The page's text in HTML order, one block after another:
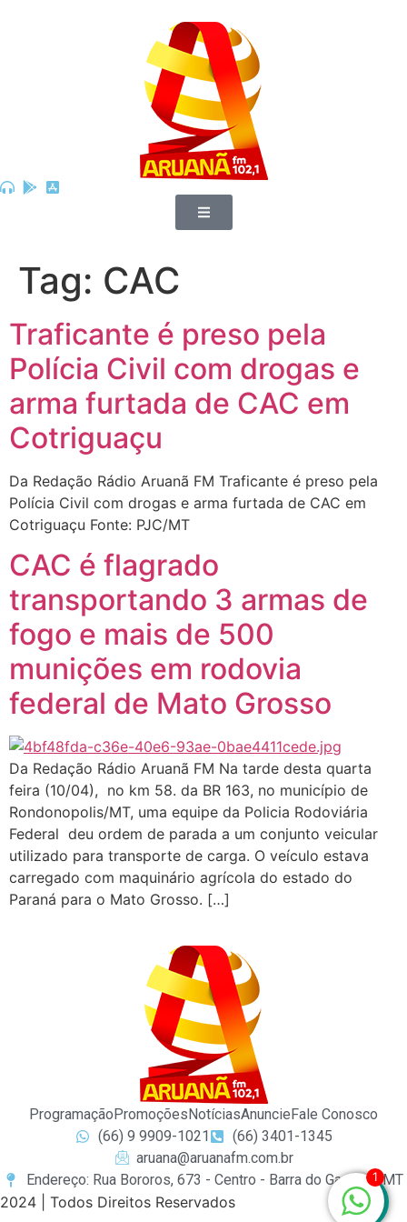
Tag: CAC
Traficante é preso pela
Polícia Civil com drogas e
arma furtada de CAC em
Cotriguaçu
Da Redação Rádio Aruanã FM Traficante é preso pela
Polícia Civil com drogas e arma furtada de CAC em
Cotriguaçu Fonte: PJC/MT
CAC é flagrado
transportando 3 armas de
fogo e mais de 500
munições em rodovia
federal de Mato Grosso
Da Redação Rádio Aruanã FM Na tarde desta quarta
feira (10/04), no km 58. da BR 163, no município de
Rondonopolis/MT, uma equipe da Policia Rodoviária
Federal deu ordem de parada a um conjunto veicular
utilizado para transporte de carga. O veículo estava
carregado com maquinário agrícola do estado do
Paraná para o Mato Grosso. […]
ProgramaçãoPromoçõesNotíciasAnuncieFale Conosco
(66) 9 9909-1021
(66) 3401-1345
aruana@aruanafm.com.br
Endereço: Rua Bororos, 673 - Centro - Barra do Garças / MT
2024 | Todos Direitos Reservados
1